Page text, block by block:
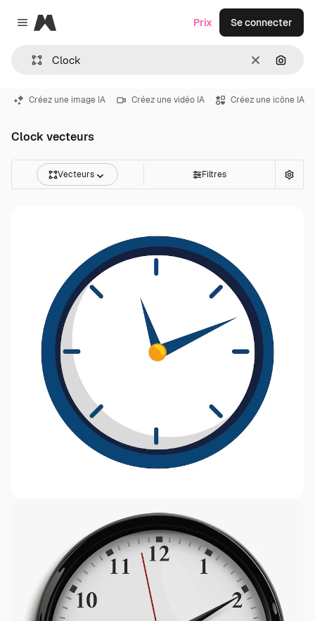
Close menu
Magnific
Effacer
Prix Se connecter
Créez une image IA Créez une vidéo IA Créez une icône IA
Clock vecteurs
Vecteurs Filtres